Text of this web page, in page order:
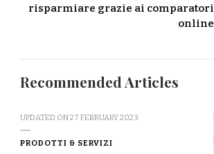
risparmiare grazie ai comparatori
online
Recommended Articles
UPDATED ON27 FEBRUARY 2023
PRODOTTI & SERVIZI